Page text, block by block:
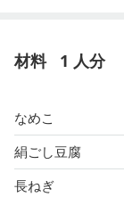
材料 1 人分
なめこ
絹ごし豆腐
長ねぎ